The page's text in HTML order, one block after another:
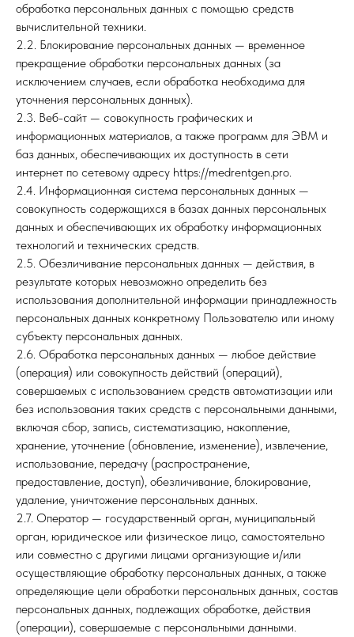
обработка персональных данных с помощью средств
вычислительной техники.
2.2. Блокирование персональных данных — временное
прекращение обработки персональных данных (за
исключением случаев, если обработка необходима для
уточнения персональных данных).
2.3. Веб-сайт — совокупность графических и
информационных материалов, а также программ для ЭВМ и
баз данных, обеспечивающих их доступность в сети
интернет по сетевому адресу https://medrentgen.pro.
2.4. Информационная система персональных данных —
совокупность содержащихся в базах данных персональных
данных и обеспечивающих их обработку информационных
технологий и технических средств.
2.5. Обезличивание персональных данных — действия, в
результате которых невозможно определить без
использования дополнительной информации принадлежность
персональных данных конкретному Пользователю или иному
субъекту персональных данных.
2.6. Обработка персональных данных — любое действие
(операция) или совокупность действий (операций),
совершаемых с использованием средств автоматизации или
без использования таких средств с персональными данными,
включая сбор, запись, систематизацию, накопление,
хранение, уточнение (обновление, изменение), извлечение,
использование, передачу (распространение,
предоставление, доступ), обезличивание, блокирование,
удаление, уничтожение персональных данных.
2.7. Оператор — государственный орган, муниципальный
орган, юридическое или физическое лицо, самостоятельно
или совместно с другими лицами организующие и/или
осуществляющие обработку персональных данных, а также
определяющие цели обработки персональных данных, состав
персональных данных, подлежащих обработке, действия
(операции), совершаемые с персональными данными.